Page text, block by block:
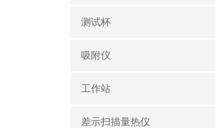
测试杯
吸附仪
工作站
差示扫描量热仪